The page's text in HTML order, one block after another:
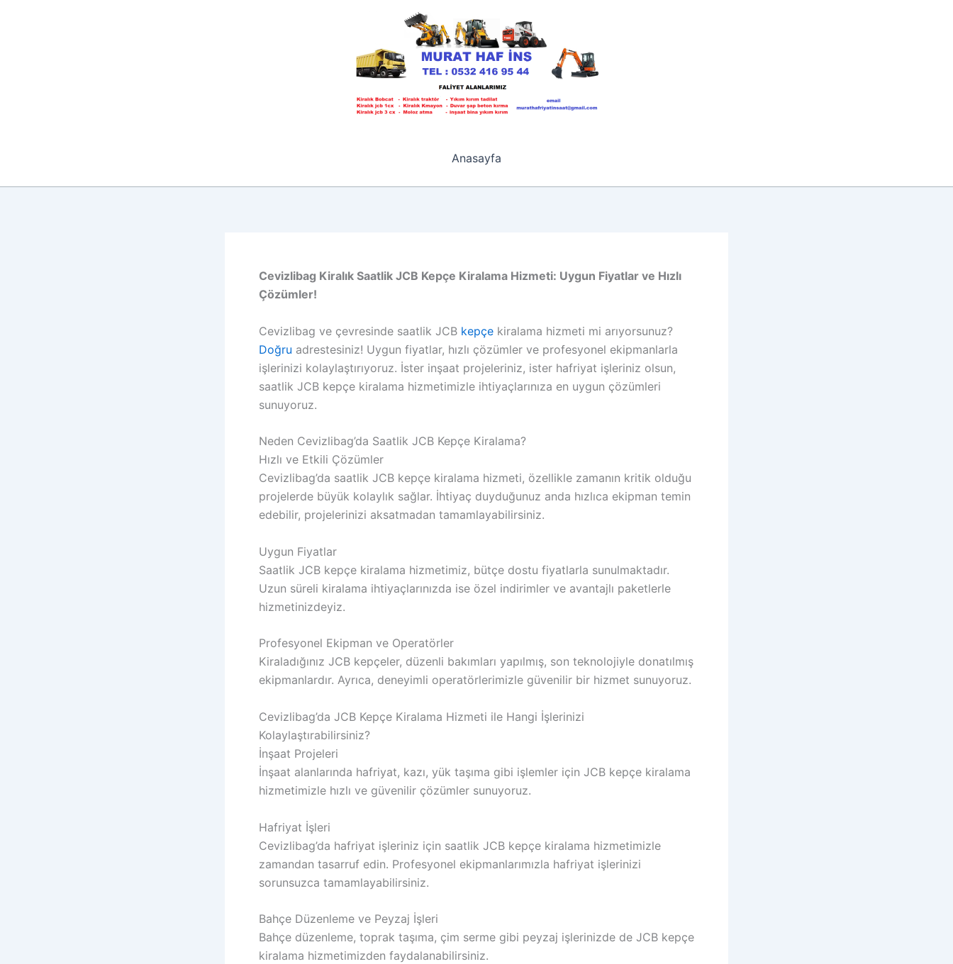
Anasayfa
Cevizlibag Kiralık Saatlik JCB Kepçe Kiralama Hizmeti: Uygun Fiyatlar ve Hızlı
Çözümler!
Cevizlibag ve çevresinde saatlik JCB kepçe kiralama hizmeti mi arıyorsunuz?
Doğru adrestesiniz! Uygun fiyatlar, hızlı çözümler ve profesyonel ekipmanlarla
işlerinizi kolaylaştırıyoruz. İster inşaat projeleriniz, ister hafriyat işleriniz olsun,
saatlik JCB kepçe kiralama hizmetimizle ihtiyaçlarınıza en uygun çözümleri
sunuyoruz.
Neden Cevizlibag’da Saatlik JCB Kepçe Kiralama?
Hızlı ve Etkili Çözümler
Cevizlibag’da saatlik JCB kepçe kiralama hizmeti, özellikle zamanın kritik olduğu
projelerde büyük kolaylık sağlar. İhtiyaç duyduğunuz anda hızlıca ekipman temin
edebilir, projelerinizi aksatmadan tamamlayabilirsiniz.
Uygun Fiyatlar
Saatlik JCB kepçe kiralama hizmetimiz, bütçe dostu fiyatlarla sunulmaktadır.
Uzun süreli kiralama ihtiyaçlarınızda ise özel indirimler ve avantajlı paketlerle
hizmetinizdeyiz.
Profesyonel Ekipman ve Operatörler
Kiraladığınız JCB kepçeler, düzenli bakımları yapılmış, son teknolojiyle donatılmış
ekipmanlardır. Ayrıca, deneyimli operatörlerimizle güvenilir bir hizmet sunuyoruz.
Cevizlibag’da JCB Kepçe Kiralama Hizmeti ile Hangi İşlerinizi
Kolaylaştırabilirsiniz?
İnşaat Projeleri
İnşaat alanlarında hafriyat, kazı, yük taşıma gibi işlemler için JCB kepçe kiralama
hizmetimizle hızlı ve güvenilir çözümler sunuyoruz.
Hafriyat İşleri
Cevizlibag’da hafriyat işleriniz için saatlik JCB kepçe kiralama hizmetimizle
zamandan tasarruf edin. Profesyonel ekipmanlarımızla hafriyat işlerinizi
sorunsuzca tamamlayabilirsiniz.
Bahçe Düzenleme ve Peyzaj İşleri
Bahçe düzenleme, toprak taşıma, çim serme gibi peyzaj işlerinizde de JCB kepçe
kiralama hizmetimizden faydalanabilirsiniz.